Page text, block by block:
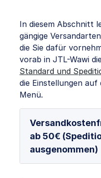
In diesem Abschnitt
gängige
die Sie dafür
vorab in JTL-Wawi
Standard und
die Einstellungen auf
Menü.
ab 50€
ausgenommen)